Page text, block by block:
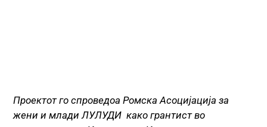
Проектот го спроведоа Ромска Асоцијација за
жени и млади ЛУЛУДИ како грантист во